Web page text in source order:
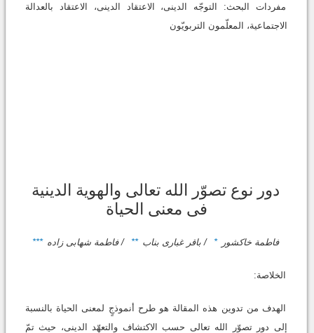
مفردات البحث: التوجّه الدینی، الاعتقاد الدینی، الاعتقاد بالعدالة
الاجتماعیة، المعلّمون التربویّون
دور نوع تصوّر الله تعالى والهویة الدینیة
فی معنى الحیاة
فاطمة خاکشور * / باقر غباری بناب ** / فاطمة شهابی زاده ***
الخلاصة:
الهدف من تدوین هذه المقالة هو طرح أنموذجٍ لمعنى الحیاة بالنسبة
إلى دور تصوّر الله تعالى حسب الاکتشاف والتعهّد الدینی، حیث تمّ